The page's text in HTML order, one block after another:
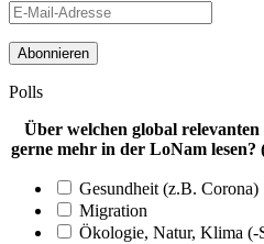
E-
Adresse
Polls
Über welchen global
gerne mehr in der LoNam
Gesundheit (z.B. Corona)
Migration
Ökologie, Natur, Klima (-